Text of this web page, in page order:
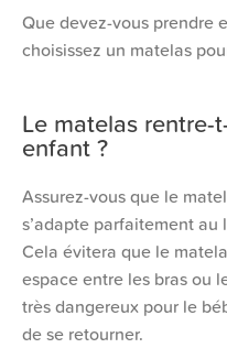
Que devez-vous prendre
choisissez un matelas
Le matelas
enfant ?
Assurez-vous que le
s’adapte parfaitement
Cela évitera que le
espace entre les bras ou
très dangereux pour le
de se retourner.